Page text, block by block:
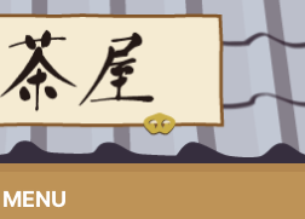
MENU